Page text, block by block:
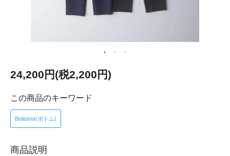
24,200円(税2,200円)
この商品のキーワード
Bottoms(ボトム)
商品説明